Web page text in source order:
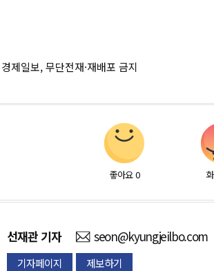
일보, 무단전재·재배포 금지
좋아요 0
선재관 기자 seon@kyungjeilbo.com
기자페이지 제보하기